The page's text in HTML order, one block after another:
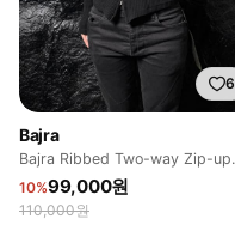
6
Bajra
Bajra Ribbed Two-way Zip-up
Cardigan
10%99,000원
110,000원